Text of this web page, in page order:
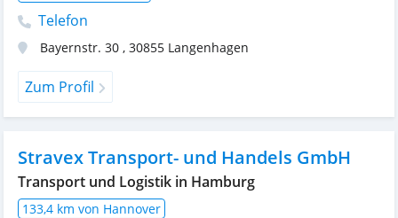
Telefon
Bayernstr. 30 , 30855 Langenhagen
Zum Profil
Stravex Transport- und Handels GmbH
Transport und Logistik in Hamburg
133,4 km von Hannover